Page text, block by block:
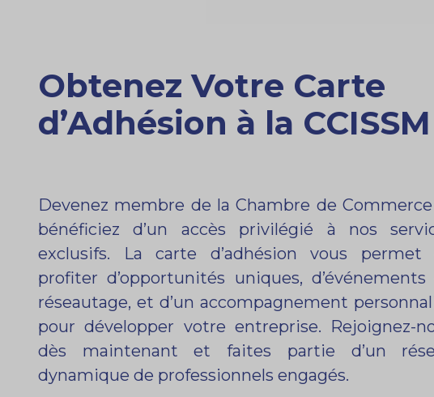
Obtenez Votre Carte
d’Adhésion à la CCISSM
Devenez membre de la Chambre de
bénéficiez d’un accès privilégié à nos
exclusifs. La carte d’adhésion vous permet
profiter d’opportunités uniques, d’événements
réseautage, et d’un accompagnement
pour développer votre entreprise. Rejoignez-
dès maintenant et faites partie d’un
dynamique de professionnels engagés.